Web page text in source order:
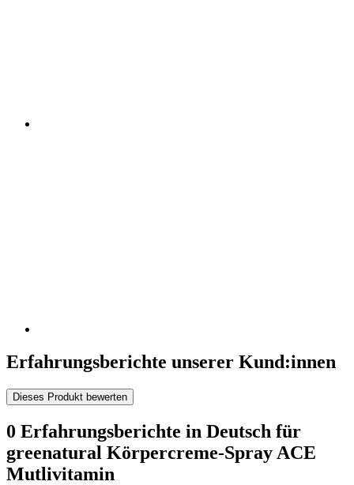
Erfahrungsberichte unserer Kund:innen
Dieses Produkt bewerten
0 Erfahrungsberichte in Deutsch für
greenatural Körpercreme-Spray ACE
Mutlivitamin